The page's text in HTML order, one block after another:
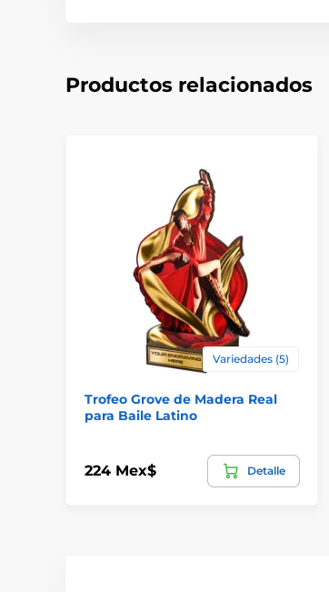
Productos relacionados
Variedades (5)
Trofeo Grove de Madera Real
para Baile Latino
224 Mex$ Detalle